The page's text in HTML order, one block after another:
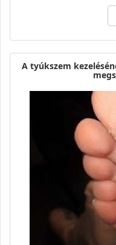
A tyúkszem